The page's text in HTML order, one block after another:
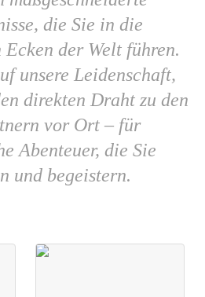
die Sie in die
Ecken der Welt führen.
unsere Leidenschaft,
direkten Draht zu den
vor Ort – für
Abenteuer, die Sie
und begeistern.